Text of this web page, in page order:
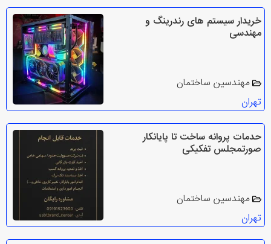
خریدار سیستم های رندرینگ و
مهندسی
مهندسین ساختمان
تهران
حدمات پروانه ساخت تا پایانکار
صورتمجلس تفکیکی
مهندسین ساختمان
تهران